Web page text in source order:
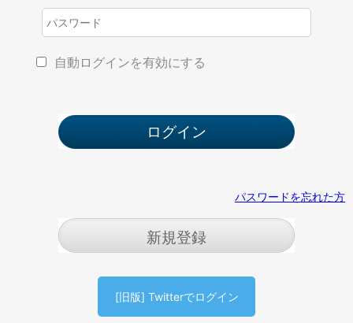
自動ログインを有効にする
パスワードを忘れた方
新規登録
[旧版] Twitterでログイン